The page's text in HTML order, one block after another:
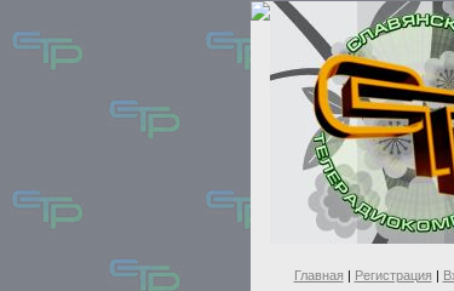
Главная | Регистрация |